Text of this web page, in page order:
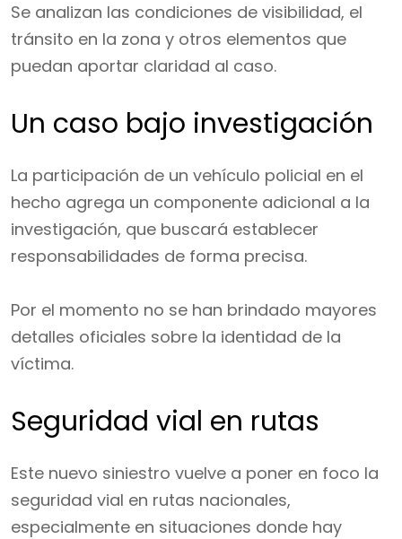
Se analizan las condiciones de visibilidad, el
tránsito en la zona y otros elementos que
puedan aportar claridad al caso.
Un caso bajo investigación
La participación de un vehículo policial en el
hecho agrega un componente adicional a la
investigación, que buscará establecer
responsabilidades de forma precisa.
Por el momento no se han brindado mayores
detalles oficiales sobre la identidad de la
víctima.
Seguridad vial en rutas
Este nuevo siniestro vuelve a poner en foco la
seguridad vial en rutas nacionales,
especialmente en situaciones donde hay